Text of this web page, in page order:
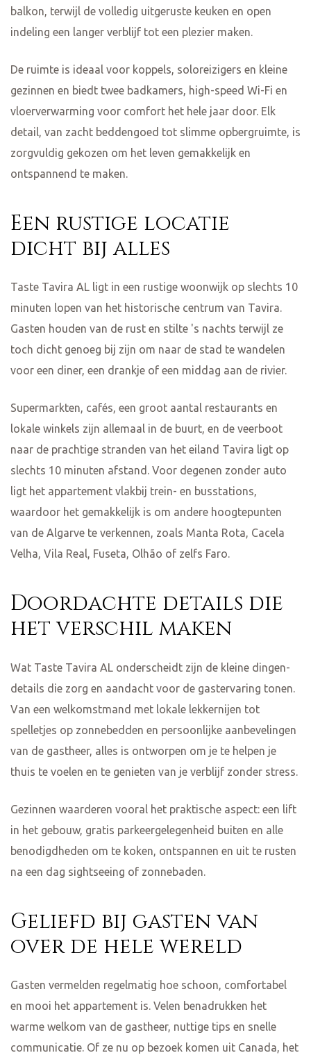
balkon, terwijl de volledig uitgeruste keuken en open
indeling een langer verblijf tot een plezier maken.
De ruimte is ideaal voor koppels, soloreizigers en kleine
gezinnen en biedt twee badkamers, high-speed Wi-Fi en
vloerverwarming voor comfort het hele jaar door. Elk
detail, van zacht beddengoed tot slimme opbergruimte, is
zorgvuldig gekozen om het leven gemakkelijk en
ontspannend te maken.
Een rustige locatie
dicht bij alles
Taste Tavira AL ligt in een rustige woonwijk op slechts 10
minuten lopen van het historische centrum van Tavira.
Gasten houden van de rust en stilte 's nachts terwijl ze
toch dicht genoeg bij zijn om naar de stad te wandelen
voor een diner, een drankje of een middag aan de rivier.
Supermarkten, cafés, een groot aantal restaurants en
lokale winkels zijn allemaal in de buurt, en de veerboot
naar de prachtige stranden van het eiland Tavira ligt op
slechts 10 minuten afstand. Voor degenen zonder auto
ligt het appartement vlakbij trein- en busstations,
waardoor het gemakkelijk is om andere hoogtepunten
van de Algarve te verkennen, zoals Manta Rota, Cacela
Velha, Vila Real, Fuseta, Olhão of zelfs Faro.
Doordachte details die
het verschil maken
Wat Taste Tavira AL onderscheidt zijn de kleine dingen-
details die zorg en aandacht voor de gastervaring tonen.
Van een welkomstmand met lokale lekkernijen tot
spelletjes op zonnebedden en persoonlijke aanbevelingen
van de gastheer, alles is ontworpen om je te helpen je
thuis te voelen en te genieten van je verblijf zonder stress.
Gezinnen waarderen vooral het praktische aspect: een lift
in het gebouw, gratis parkeergelegenheid buiten en alle
benodigdheden om te koken, ontspannen en uit te rusten
na een dag sightseeing of zonnebaden.
Geliefd bij gasten van
over de hele wereld
Gasten vermelden regelmatig hoe schoon, comfortabel
en mooi het appartement is. Velen benadrukken het
warme welkom van de gastheer, nuttige tips en snelle
communicatie. Of ze nu op bezoek komen uit Canada, het